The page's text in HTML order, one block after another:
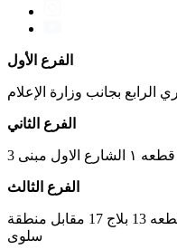
الفرع الأول
الرابع بجانب وزارة الإعلام
الفرع الثاني
مبنى 3
الفرع الثالث
شاطئ انجفة - شارع التعاون - قطعه 13 بلاج 17 مقابل منطقة
سلوى